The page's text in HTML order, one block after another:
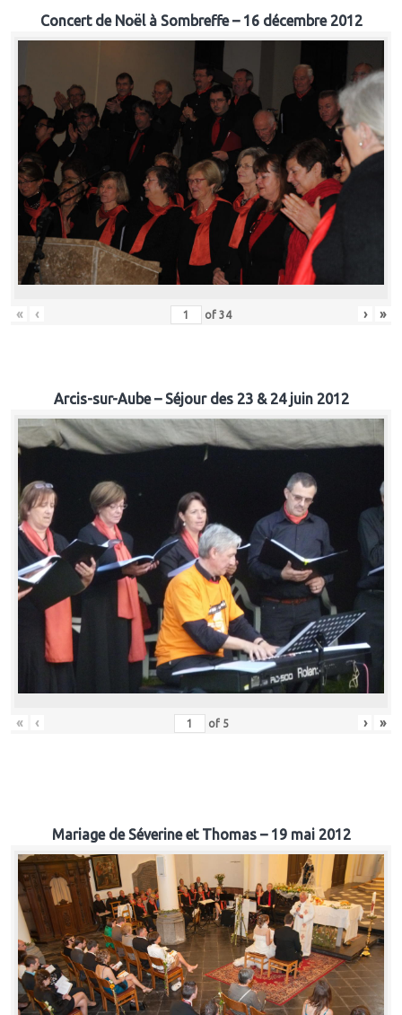
Concert de Noël à Sombreffe – 16 décembre 2012
« ‹ of 34 › »
Arcis-sur-Aube – Séjour des 23 & 24 juin 2012
« ‹ of 5 › »
Mariage de Séverine et Thomas – 19 mai 2012